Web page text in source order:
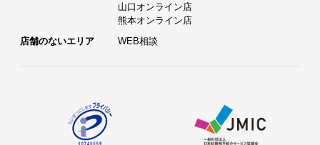
山口オンライン店
熊本オンライン店
店舗のないエリア
WEB相談